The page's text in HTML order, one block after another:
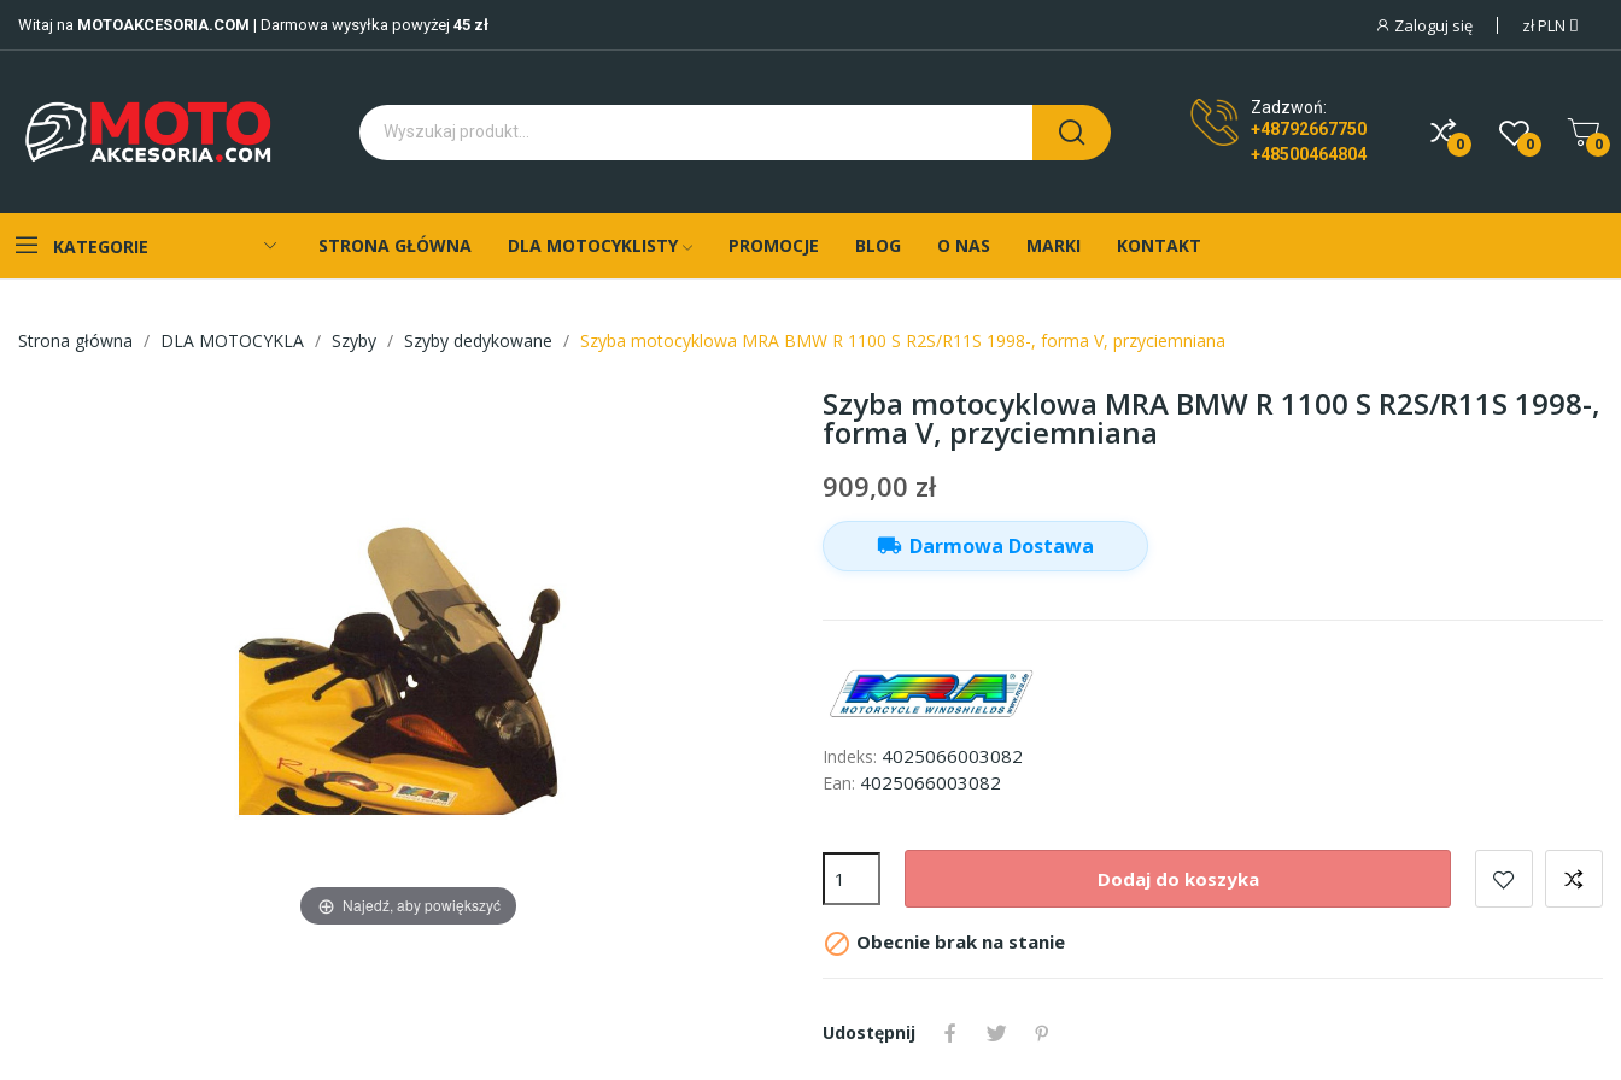
Witaj na MOTOAKCESORIA.COM | Darmowa wysyłka powyżej 45 zł Zaloguj się złPLN
Zadzwoń:
+48792667750
+48500464804
0 0 0
KATEGORIE STRONA GŁÓWNA DLA MOTOCYKLISTY PROMOCJE BLOG O NAS MARKI KONTAKT
Strona główna DLA MOTOCYKLA Szyby Szyby dedykowane Szyba motocyklowa MRA BMW R 1100 S R2S/R11S 1998-, forma V, przyciemniana
Najedź, aby powiększyć
Szyba motocyklowa MRA BMW R 1100 S R2S/R11S 1998-,
forma V, przyciemniana
909,00 zł
local_shipping Darmowa Dostawa
Indeks: 4025066003082
Ean: 4025066003082
Dodaj do koszyka
 Obecnie brak na stanie
Udostępnij